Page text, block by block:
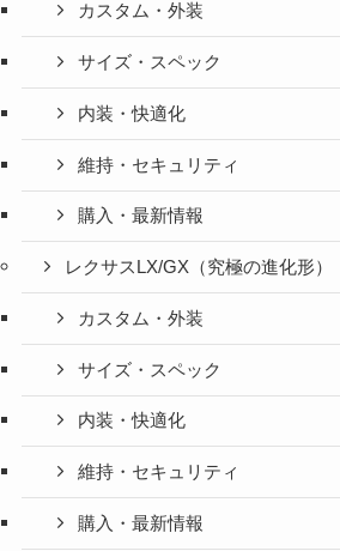
カスタム・外装
サイズ・スペック
内装・快適化
維持・セキュリティ
購入・最新情報
レクサスLX/GX（究極の進化形）
カスタム・外装
サイズ・スペック
内装・快適化
維持・セキュリティ
購入・最新情報